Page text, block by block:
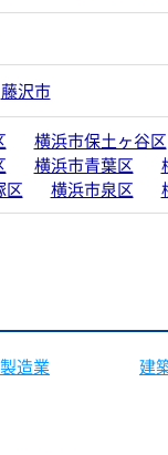
藤沢市
横浜市保土ヶ谷区
横浜市青葉区
区
横浜市泉区
製造業 建